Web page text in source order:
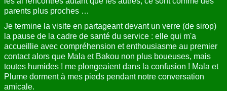
parents plus proches …
Je termine la visite en partageant devant un verre (de sirop)
la pause de la cadre de santé du service : elle qui m'a
accueillie avec compréhension et enthousiasme au premier
contact alors que Mala et Bakou non plus boueuses, mais
toutes humides ! me plongeaient dans la confusion ! Mala et
Plume dorment à mes pieds pendant notre conversation
amicale.